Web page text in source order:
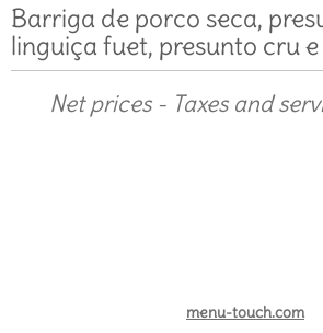
Barriga de porco seca,
linguiça fuet, presunto cru e
Net prices - Taxes and
menu-touch.com